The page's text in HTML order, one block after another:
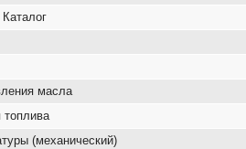
масла
топлива
(механический)